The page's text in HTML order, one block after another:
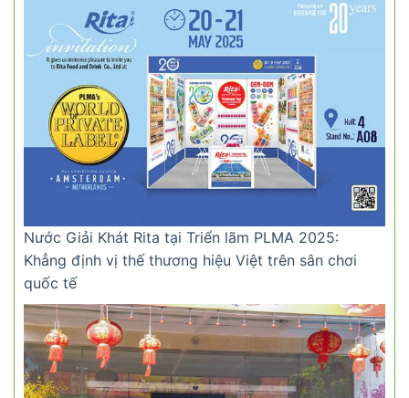
Nước Giải Khát Rita tại Triển lãm PLMA 2025:
Khẳng định vị thế thương hiệu Việt trên sân chơi
quốc tế